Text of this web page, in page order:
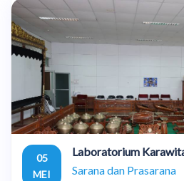
05
MEI
Laboratorium
Sarana dan Prasarana